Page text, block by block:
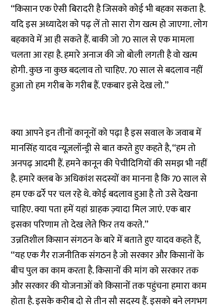
‘‘किसान एक ऐसी बिरादरी है जिसको कोई भी बहका सकता है.
यदि इस अध्यादेश को पढ़ लें तो सारा रोग खत्म हो जाएगा. लोग
बहकावे में आ ही सकते हैं. बाकी जो 70 साल से एक मामला
चलता आ रहा है. हमारे अनाज की जो बोली लगती है वो खत्म
होगी. कुछ ना कुछ बदलाव तो चाहिए. 70 साल से बदलाव नहीं
हुआ तो हम गरीब के गरीब हैं. एकबार इसे देख लो.’’
क्या आपने इन तीनों कानूनों को पढ़ा है इस सवाल के जवाब में
मानसिंह यादव न्यूज़लॉन्ड्री से बात करते हुए कहते है, ‘‘हम तो
अनपढ़ आदमी हैं. हमने कानून की पेचीदिगियों की समझ भी नहीं
है. हमारे क्लब के अधिकांश सदस्यों का मानना है कि 70 साल से
हम एक ढर्रे पर चल रहे थे. कोई बदलाव हुआ है तो उसे देखना
चाहिए. क्या पता हमें यहां ग्राहक ज़्यादा मिल जाएं. एक बार
इसका परिणाम तो देख लेते फिर तय करते.’’
उन्नतिशील किसान संगठन के बारे में बताते हुए यादव कहते हैं,
‘‘यह एक गैर राजनीतिक संगठन है जो सरकार और किसानों के
बीच पुल का काम करता है. किसानों की मांग को सरकार तक
और सरकार की योजनाओं को किसानों तक पहुंचना हमारा काम
होता है. इसके करीब दो से तीन सौ सदस्य हैं. इसको बने लगभग